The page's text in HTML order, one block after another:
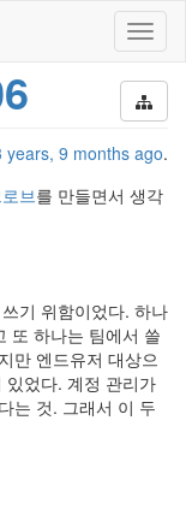
years, 9 months ago.
브를 만들면서 생각
기 위함이었다. 하나
또 하나는 팀에서 쓸
만 엔드유저 대상으
있었다. 계정 관리가
는 것. 그래서 이 두